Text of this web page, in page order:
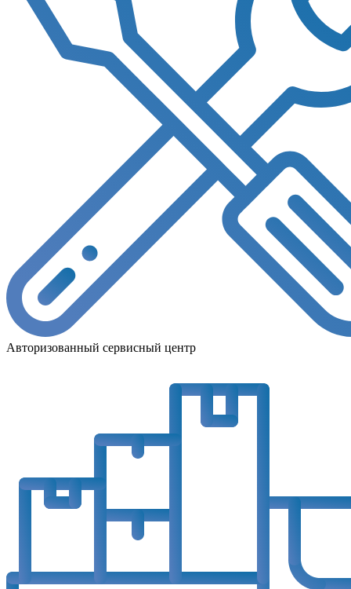
Авторизованный сервисный центр